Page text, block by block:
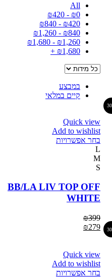
All
₪0
-
₪420
₪420
-
₪840
₪840
-
₪1,260
₪1,260
-
₪1,680
₪1,680
+
במבצע
קיים במלאי
Quick view
Add to wishlist
בחר אפשרויות
L
M
S
BB/LA LIV TOP OFF
WHITE
₪399
₪279
Quick view
Add to wishlist
בחר אפשרויות